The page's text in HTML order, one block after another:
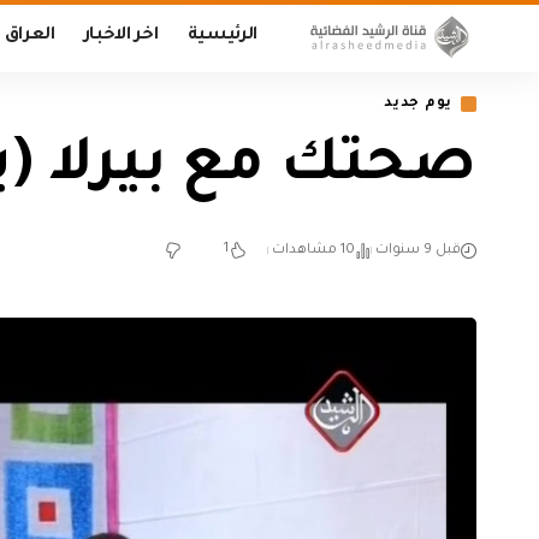
الرئيسية اخر الاخبار العراق
يوم جديد
صحتك مع بيرلا (يوم
قبل 9 سنوات 10 مشاهدات 1